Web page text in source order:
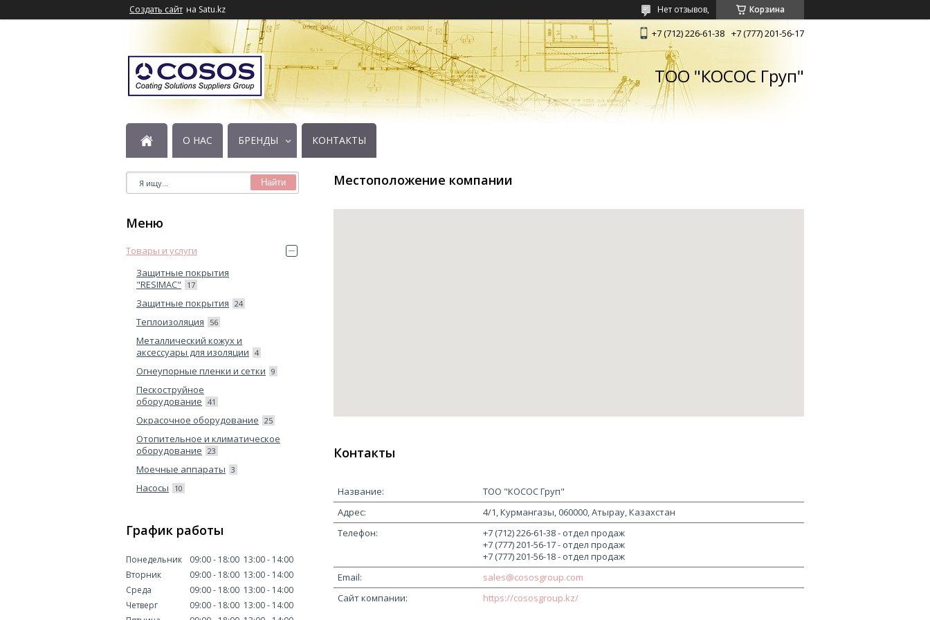
Создать сайт на Satu.kz Корзина
Нет отзывов,
+7 (712) 226-61-38 +7 (777) 201-56-17
ТОО "КОСОС Груп"
О НАС БРЕНДЫ КОНТАКТЫ
Местоположение компании
Контакты
ТОО "КОСОС Груп"
4/1, Курмангазы, 060000, Атырау, Казахстан
+7 (712) 226-61-38
отдел продаж
+7 (777) 201-56-17
отдел продаж
+7 (777) 201-56-18
отдел продаж
sales@cososgroup.com
https://cososgroup.kz/
Найти
Товары и услуги
Защитные покрытия
"RESIMAC"
17
Защитные покрытия 24
Теплоизоляция 56
Металлический кожух и
аксессуары для изоляции 4
Огнеупорные пленки и сетки 9
Пескоструйное
оборудование 41
Окрасочное оборудование 25
Отопительное и климатическое
оборудование 23
Моечные аппараты 3
Насосы 10
График работы
Понедельник 09:00 18:00 13:00
14:00
Вторник
09:00 18:00 13:00
14:00
Среда
09:00 18:00 13:00
14:00
Четверг
09:00 18:00 13:00
14:00